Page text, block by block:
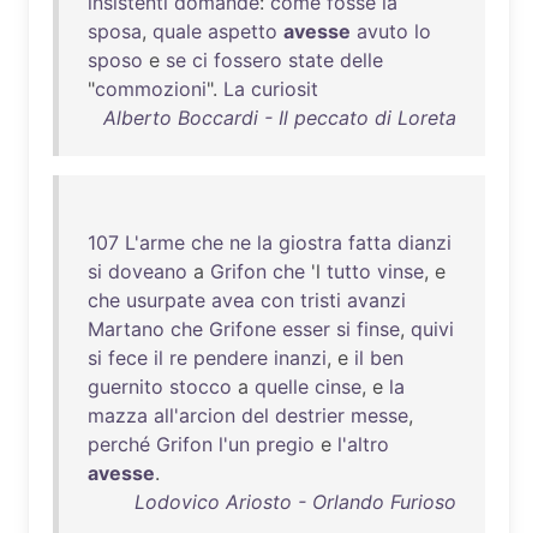
sposa, quale aspetto avesse avuto lo
sposo e se ci fossero state delle
"commozioni". La curiosit
Alberto Boccardi - Il peccato di Loreta
107 L'arme che ne la giostra fatta dianzi
si doveano a Grifon che 'l tutto vinse, e
che usurpate avea con tristi avanzi
Martano che Grifone esser si finse, quivi
si fece il re pendere inanzi, e il ben
guernito stocco a quelle cinse, e la
mazza all'arcion del destrier messe,
perché Grifon l'un pregio e l'altro
avesse.
Lodovico Ariosto - Orlando Furioso